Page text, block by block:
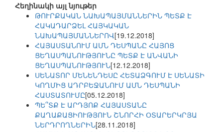
Հեղինակի այլ նյութեր
ԹՈՒՐՔԱԿԱՆ ՆԱԽԱՊԱՅՄԱՆՆԵՐԻՆ ՊԵՏՔ Է
ՀԱԿԱԴԱՐՁԵԼ ՀԱՅԿԱԿԱՆ
ՆԱԽԱՊԱՅՄԱՆՆԵՐՈՎ[19.12.2018]
ՀԱՅԱՍՏԱՆՈՒՄ ԱՄՆ ԴԵՍՊԱՆԸ ՀԱՅՈՑ
ՑԵՂԱՍՊԱՆՈՒԹՅՈՒՆԸ ՊԵՏՔ Է ԱՆՎԱՆԻ
ՑԵՂԱՍՊԱՆՈՒԹՅՈՒՆ[12.12.2018]
ՍԵՆԱՏՈՐ ՄԵՆԵՆԴԵՍԸ ՀԵՏԱՁԳՈՒՄ Է ՍԵՆԱՏԻ
ԿՈՂՄԻՑ ԱԴՐԲԵՋԱՆՈՒՄ ԱՄՆ ԴԵՍՊԱՆԻ
ՀԱՍՏԱՏՈՒՄԸ[05.12.2018]
ՊԵ՞ՏՔ Է ԱՐԴՅՈՔ ՀԱՅԱՍՏԱՆԸ
ՔԱՂԱՔԱՑԻՈՒԹՅՈՒՆ ՇՆՈՐՀԻ ՕՏԱՐԵՐԿՐՅԱ
ՆԵՐԴՐՈՂՆԵՐԻՆ[28.11.2018]